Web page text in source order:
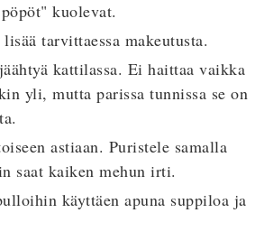
kuolevat.
tarvittaessa makeutusta.
kattilassa. Ei haittaa vaikka
yli, mutta parissa tunnissa se on
astiaan. Puristele samalla
saat kaiken mehun irti.
käyttäen apuna suppiloa ja